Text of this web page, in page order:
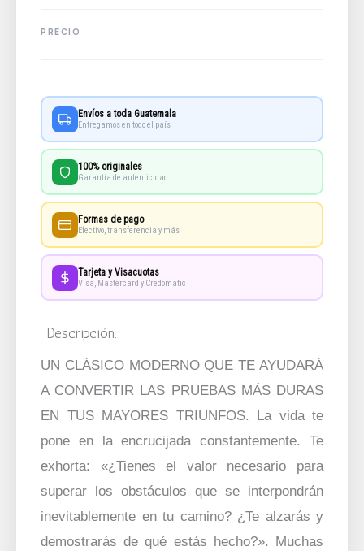
Envíos a toda Guatemala
Entregamos en todo el país
100% originales
Garantía de autenticidad
Formas de pago
Efectivo, transferencia y más
Tarjeta y Visacuotas
Visa, Mastercard y Credomatic
Descripción:
UN CLÁSICO MODERNO QUE TE AYUDARÁ
A CONVERTIR LAS PRUEBAS MÁS DURAS
EN TUS MAYORES TRIUNFOS. La vida te
pone en la encrucijada constantemente. Te
exhorta: «¿Tienes el valor necesario para
superar los obstáculos que se interpondrán
inevitablemente en tu camino? ¿Te alzarás y
demostrarás de qué estás hecho?». Muchas